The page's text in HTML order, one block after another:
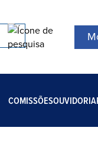
COMISSÕESOUVIDORIA